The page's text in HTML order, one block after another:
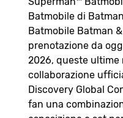
Batmobile di
Batmobile Batman
prenotazione da
2026, queste
collaborazione
Discovery Global
fan una